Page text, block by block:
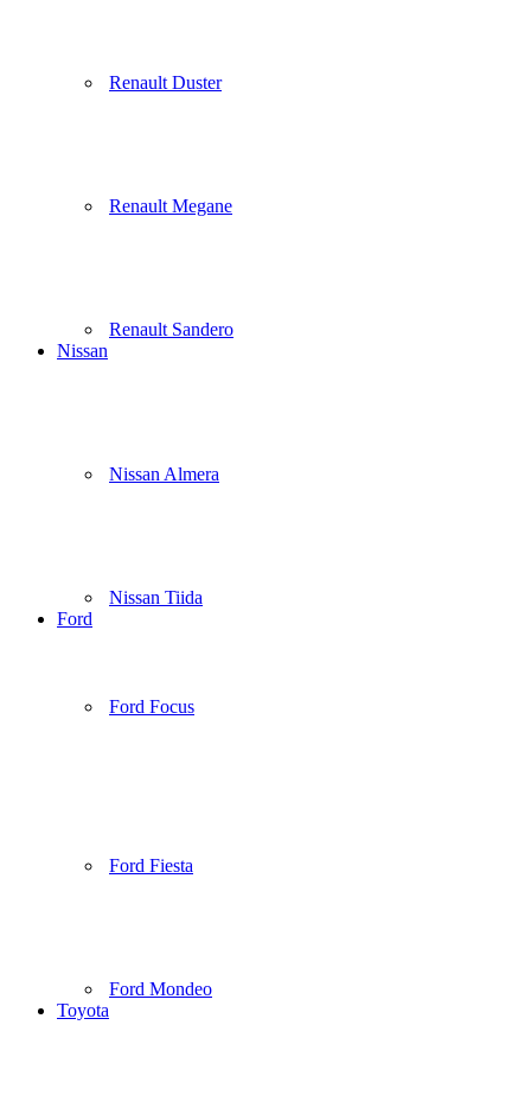
Renault Duster
Renault Megane
Renault Sandero
Nissan
Nissan Almera
Nissan Tiida
Ford
Ford Focus
Ford Fiesta
Ford Mondeo
Toyota